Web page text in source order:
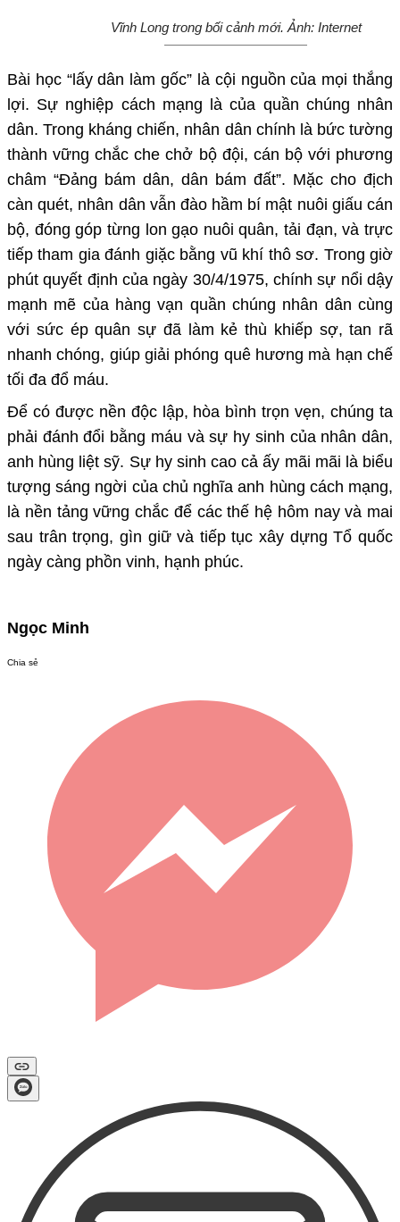
Vĩnh Long trong bối cảnh mới. Ảnh: Internet
Bài học “lấy dân làm gốc” là cội nguồn của mọi thắng
lợi. Sự nghiệp cách mạng là của quần chúng nhân
dân. Trong kháng chiến, nhân dân chính là bức tường
thành vững chắc che chở bộ đội, cán bộ với phương
châm “Đảng bám dân, dân bám đất”. Mặc cho địch
càn quét, nhân dân vẫn đào hầm bí mật nuôi giấu cán
bộ, đóng góp từng lon gạo nuôi quân, tải đạn, và trực
tiếp tham gia đánh giặc bằng vũ khí thô sơ. Trong giờ
phút quyết định của ngày 30/4/1975, chính sự nổi dậy
mạnh mẽ của hàng vạn quần chúng nhân dân cùng
với sức ép quân sự đã làm kẻ thù khiếp sợ, tan rã
nhanh chóng, giúp giải phóng quê hương mà hạn chế
tối đa đổ máu.
Để có được nền độc lập, hòa bình trọn vẹn, chúng ta
phải đánh đổi bằng máu và sự hy sinh của nhân dân,
anh hùng liệt sỹ. Sự hy sinh cao cả ấy mãi mãi là biểu
tượng sáng ngời của chủ nghĩa anh hùng cách mạng,
là nền tảng vững chắc để các thế hệ hôm nay và mai
sau trân trọng, gìn giữ và tiếp tục xây dựng Tổ quốc
ngày càng phồn vinh, hạnh phúc.
Ngọc Minh
Chia sẻ